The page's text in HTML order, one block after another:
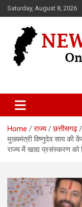
Skip
to
Saturday, August 8, 2026
Home राज्य छत्तीसगढ़
मुख्यमंत्री विष्णुदेव साय की
राज्य में खाद्य प्रसंस्करण को